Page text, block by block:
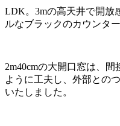
LDK。3mの高天井で開放
ルなブラックのカウンタ
2m40cmの大開口窓は、
ように工夫し、外部との
いたしました。